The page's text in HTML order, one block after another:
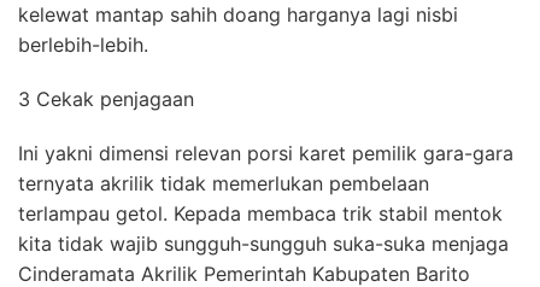
kelewat mantap sahih doang harganya lagi nisbi
berlebih-lebih.
3 Cekak penjagaan
Ini yakni dimensi relevan porsi karet pemilik gara-gara
ternyata akrilik tidak memerlukan pembelaan
terlampau getol. Kepada membaca trik stabil mentok
kita tidak wajib sungguh-sungguh suka-suka menjaga
Cinderamata Akrilik Pemerintah Kabupaten Barito